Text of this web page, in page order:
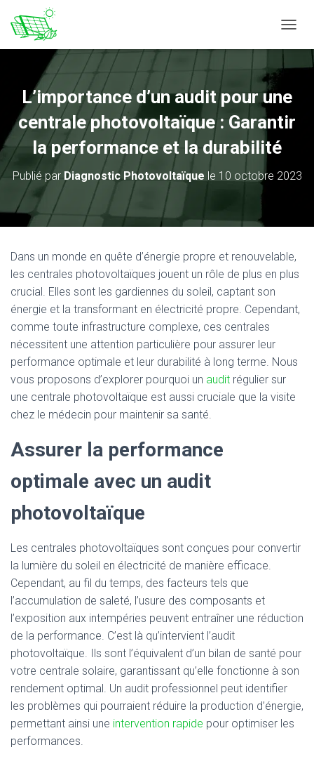
L’importance d’un audit pour une
centrale photovoltaïque : Garantir
la performance et la durabilité
Publié par Diagnostic Photovoltaïque le 10 octobre 2023
Dans un monde en quête d’énergie propre et renouvelable,
les centrales photovoltaïques jouent un rôle de plus en plus
crucial. Elles sont les gardiennes du soleil, captant son
énergie et la transformant en électricité propre. Cependant,
comme toute infrastructure complexe, ces centrales
nécessitent une attention particulière pour assurer leur
performance optimale et leur durabilité à long terme. Nous
vous proposons d’explorer pourquoi un audit régulier sur
une centrale photovoltaïque est aussi cruciale que la visite
chez le médecin pour maintenir sa santé.
Assurer la performance
optimale avec un audit
photovoltaïque
Les centrales photovoltaïques sont conçues pour convertir
la lumière du soleil en électricité de manière efficace.
Cependant, au fil du temps, des facteurs tels que
l’accumulation de saleté, l’usure des composants et
l’exposition aux intempéries peuvent entraîner une réduction
de la performance. C’est là qu’intervient l’audit
photovoltaïque. Ils sont l’équivalent d’un bilan de santé pour
votre centrale solaire, garantissant qu’elle fonctionne à son
rendement optimal. Un audit professionnel peut identifier
les problèmes qui pourraient réduire la production d’énergie,
permettant ainsi une intervention rapide pour optimiser les
performances.